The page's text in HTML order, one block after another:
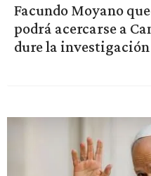
Facundo Moyano
podrá acercarse a
dure la investigación